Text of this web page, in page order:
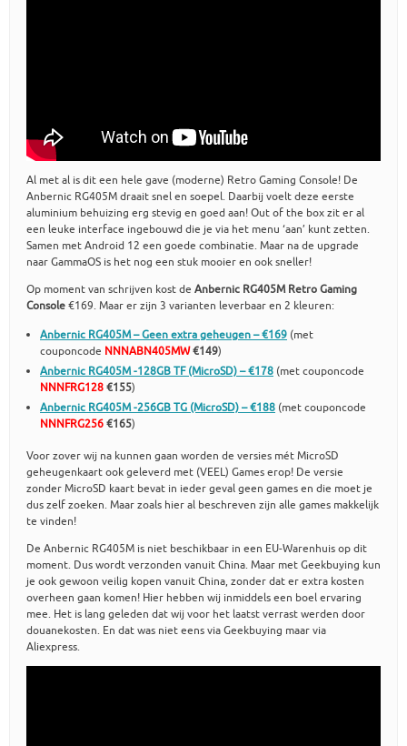
Al met al is dit een hele gave (moderne) Retro Gaming Console! De
Anbernic RG405M draait snel en soepel. Daarbij voelt deze eerste
aluminium behuizing erg stevig en goed aan! Out of the box zit er al
een leuke interface ingebouwd die je via het menu ‘aan’ kunt zetten.
Samen met Android 12 een goede combinatie. Maar na de upgrade
naar GammaOS is het nog een stuk mooier en ook sneller!
Op moment van schrijven kost de Anbernic RG405M Retro Gaming
Console€169. Maar er zijn 3 varianten leverbaar en 2 kleuren:
Anbernic RG405M – Geen extra geheugen – €169 (met
couponcode NNNABN405MW€149)
Anbernic RG405M -128GB TF (MicroSD) – €178 (met couponcode
NNNFRG128€155)
Anbernic RG405M -256GB TG (MicroSD) – €188 (met couponcode
NNNFRG256€165)
Voor zover wij na kunnen gaan worden de versies mét MicroSD
geheugenkaart ook geleverd met (VEEL) Games erop! De versie
zonder MicroSD kaart bevat in ieder geval geen games en die moet je
dus zelf zoeken. Maar zoals hier al beschreven zijn alle games makkelijk
te vinden!
De Anbernic RG405M is niet beschikbaar in een EU-Warenhuis op dit
moment. Dus wordt verzonden vanuit China. Maar met Geekbuying kun
je ook gewoon veilig kopen vanuit China, zonder dat er extra kosten
overheen gaan komen! Hier hebben wij inmiddels een boel ervaring
mee. Het is lang geleden dat wij voor het laatst verrast werden door
douanekosten. En dat was niet eens via Geekbuying maar via
Aliexpress.